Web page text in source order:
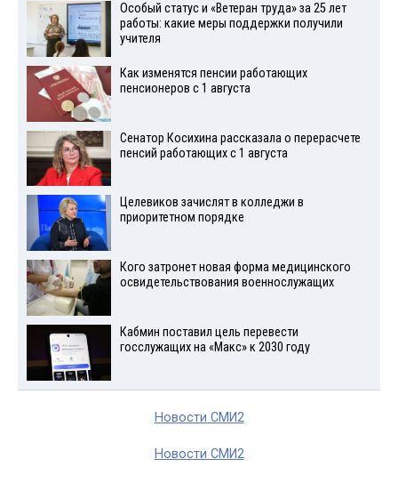
Особый статус и «Ветеран труда» за 25 лет
работы: какие меры поддержки получили
учителя
Как изменятся пенсии работающих
пенсионеров с 1 августа
Сенатор Косихина рассказала о перерасчете
пенсий работающих с 1 августа
Целевиков зачислят в колледжи в
приоритетном порядке
Кого затронет новая форма медицинского
освидетельствования военнослужащих
Кабмин поставил цель перевести
госслужащих на «Макс» к 2030 году
Новости СМИ2
Новости СМИ2